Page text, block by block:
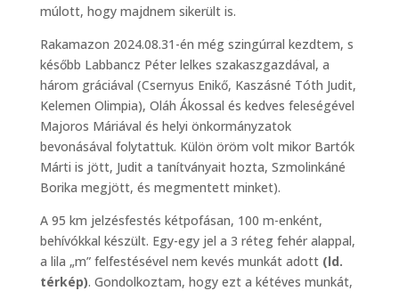
múlott, hogy majdnem sikerült is.
Rakamazon 2024.08.31-én még szingúrral kezdtem, s
később Labbancz Péter lelkes szakaszgazdával, a
három gráciával (Csernyus Enikő, Kaszásné Tóth Judit,
Kelemen Olimpia), Oláh Ákossal és kedves feleségével
Majoros Máriával és helyi önkormányzatok
bevonásával folytattuk. Külön öröm volt mikor Bartók
Márti is jött, Judit a tanítványait hozta, Szmolinkáné
Borika megjött, és megmentett minket).
A 95 km jelzésfestés kétpofásan, 100 m-enként,
behívókkal készült. Egy-egy jel a 3 réteg fehér alappal,
a lila „m” felfestésével nem kevés munkát adott(ld.
térkép). Gondolkoztam, hogy ezt a kétéves munkát,